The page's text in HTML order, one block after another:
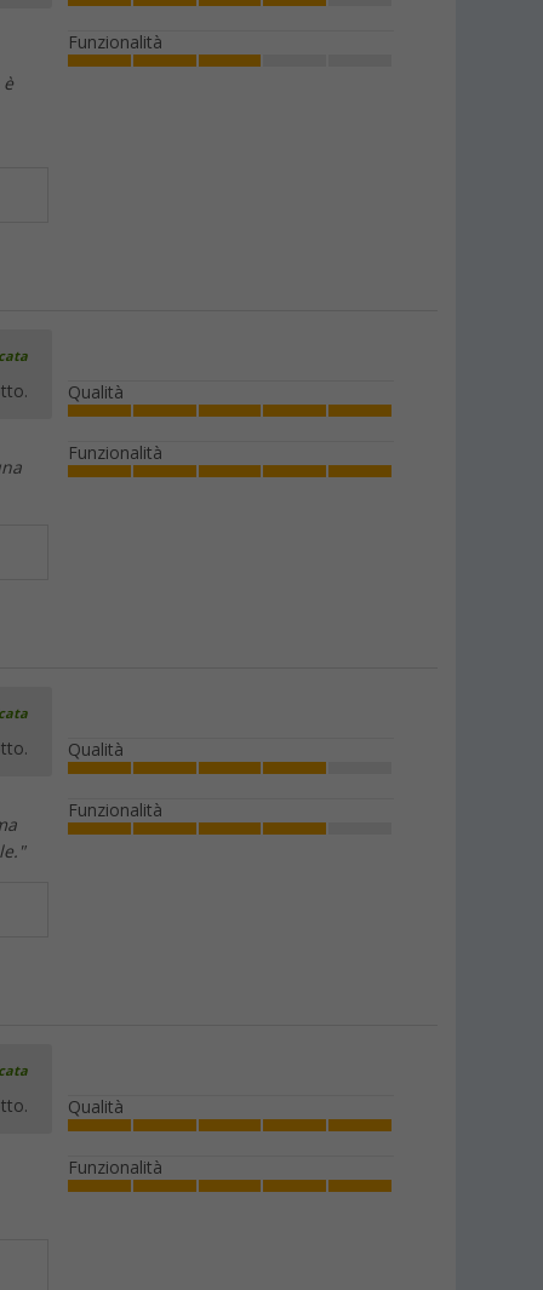
è
Funzionalità
Qualità
Funzionalità
Qualità
Funzionalità
Qualità
Funzionalità